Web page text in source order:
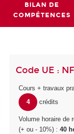
BILAN DE
COMPÉTENCES
Code UE :
Cours + travaux
4
crédits
Volume horaire de
(+ ou - 10%) :40